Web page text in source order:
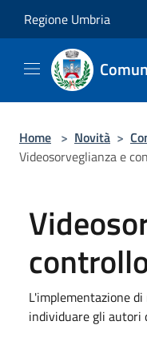
Regione Umbria
Home > Novità >
Videosorveglianza e
L'implementazione
individuare gli